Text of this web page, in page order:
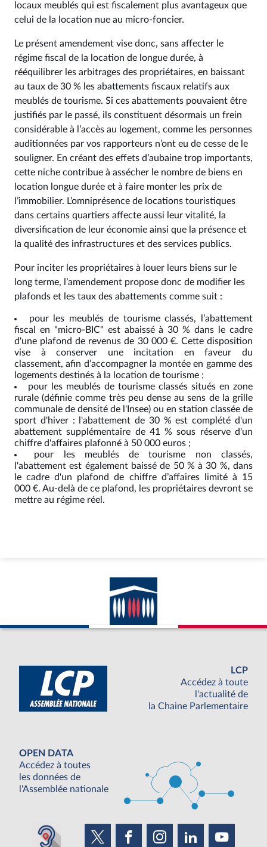
locaux meublés qui est fiscalement plus avantageux que
celui de la location nue au micro-foncier.
Le présent amendement vise donc, sans affecter le
régime fiscal de la location de longue durée, à
rééquilibrer les arbitrages des propriétaires, en baissant
au taux de 30 % les abattements fiscaux relatifs aux
meublés de tourisme. Si ces abattements pouvaient être
justifiés par le passé, ils constituent désormais un frein
considérable à l’accès au logement, comme les personnes
auditionnées par vos rapporteurs n’ont eu de cesse de le
souligner. En créant des effets d’aubaine trop importants,
cette niche contribue à assécher le nombre de biens en
location longue durée et à faire monter les prix de
l’immobilier. L’omniprésence de locations touristiques
dans certains quartiers affecte aussi leur vitalité, la
diversification de leur économie ainsi que la présence et
la qualité des infrastructures et des services publics.
Pour inciter les propriétaires à louer leurs biens sur le
long terme, l’amendement propose donc de modifier les
plafonds et les taux des abattements comme suit :
pour les meublés de tourisme classés, l’abattement
fiscal en "micro-BIC" est abaissé à 30 % dans le cadre
d'une plafond de revenus de 30 000 €. Cette disposition
vise à conserver une incitation en faveur du
classement, afin d’accompagner la montée en gamme des
logements destinés à la location de tourisme ;
pour les meublés de tourisme classés situés en zone
rurale (définie comme très peu dense au sens de la grille
communale de densité de l'Insee) ou en station classée de
sport d'hiver : l'abattement de 30 % est complété d'un
abattement supplémentaire de 41 % sous réserve d'un
chiffre d'affaires plafonné à 50 000 euros ;
pour les meublés de tourisme non classés,
l'abattement est également baissé de 50 % à 30 %, dans
le cadre d'un plafond de chiffre d’affaires limité à 15
000 €. Au-delà de ce plafond, les propriétaires devront se
mettre au régime réel.
LCP
Accédez à toute
l'actualité de
la Chaine Parlementaire
OPEN DATA
Accédez à toutes
les données de
l'Assemblée nationale